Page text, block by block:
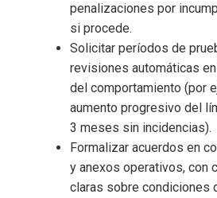
penalizaciones por
si procede.
Solicitar períodos de
revisiones automáticas
del comportamiento (por
aumento progresivo del
3 meses sin incidencias).
Formalizar acuerdos en
y anexos operativos, con
claras sobre condiciones